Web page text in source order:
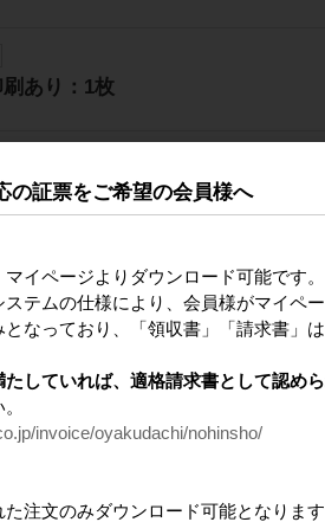
あり：1枚
め商品
げバッグ
の証票をご希望の会員様へ
イページよりダウンロード可能です。
テムの仕様により、会員様がマイペ
となっており、「領収書」「請求書」
していれば、適格請求書として認めら
invoice/oyakudachi/nohinsho/
注文のみダウンロード可能となります